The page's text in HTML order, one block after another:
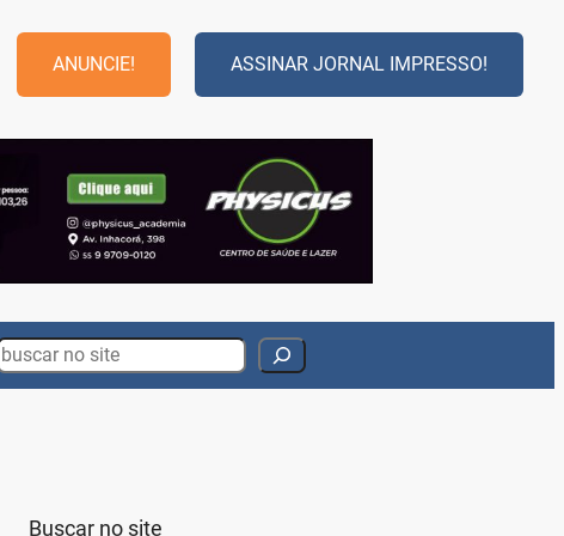
ANUNCIE! ASSINAR JORNAL IMPRESSO!
Buscar no site